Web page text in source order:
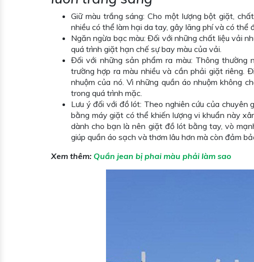
Giữ màu trắng sáng: Cho một lượng bột giặt,
nhiều có thể làm hại da tay, gây lãng phí và có thể
Ngăn ngừa bạc màu: Đối với những chất liệu vải
quá trình giặt hạn chế sự bay màu của vải.
Đối với những sản phẩm ra màu: Thông
trường hợp ra màu nhiều và cần phải giặt riêng.
nhuộm của nó. Vì những quần áo nhuộm không
trong quá trình mặc.
Lưu ý đối với đồ lót: Theo nghiên cứu của
bằng máy giặt có thể khiến lượng vi khuẩn này
dành cho bạn là nên giặt đồ lót bằng tay, vò
giúp quần áo sạch và thơm lâu hơn mà còn đảm
Xem thêm: Quần jean bị phai màu phải làm sao